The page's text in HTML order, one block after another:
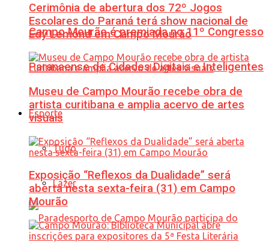
Campo Mourão é premiada no 11º Congresso
Paranaense de Cidades Digitais e Inteligentes
Esporte
Tudo
Lazer
Cerimônia de abertura dos 72º Jogos
Escolares do Paraná terá show nacional de
Edy Lemond em Campo Mourão
Museu de Campo Mourão recebe obra de
artista curitibana e amplia acervo de artes
visuais
Exposição “Reflexos da Dualidade” será
aberta nesta sexta-feira (31) em Campo
Mourão